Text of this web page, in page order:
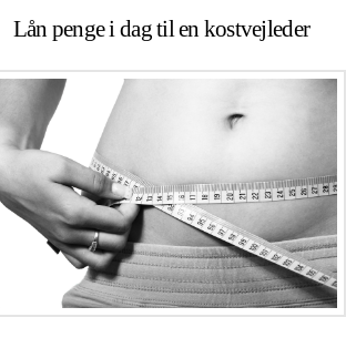
Lån penge i dag til en kostvejleder